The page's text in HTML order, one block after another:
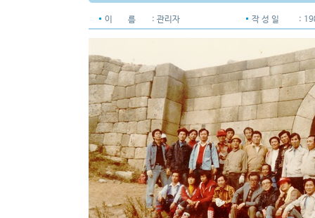
이 름 : 관리자 작 성 일 :